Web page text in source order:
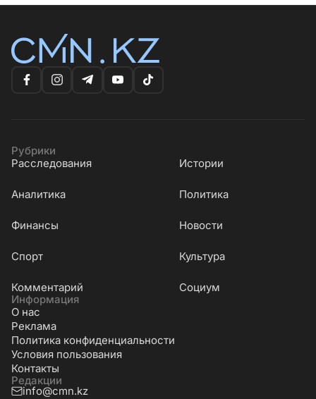
Рубрики
Расследования
Истории
Аналитика Политика
Финансы Новости
Cпорт Культура
Комментарий
Социум
Информация
О нас
Реклама
Политика конфиденциальности
Условия пользования
Контакты
Редакции
info@cmn.kz